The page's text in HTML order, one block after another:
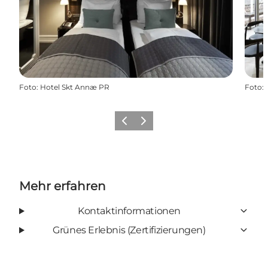
Foto: Hotel Skt Annæ PR Foto:
ZurückWeiter
Mehr erfahren
Kontaktinformationen
Grünes Erlebnis (Zertifizierungen)